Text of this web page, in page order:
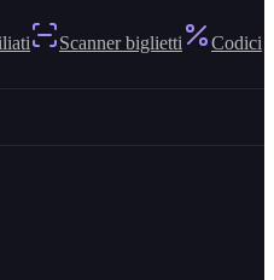
Scanner biglietti
Codici